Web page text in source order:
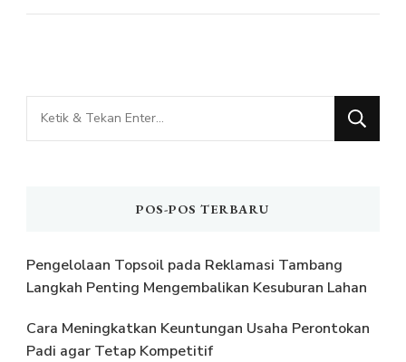
Mencari
Sesuatu?
POS-POS TERBARU
Pengelolaan Topsoil pada Reklamasi Tambang
Langkah Penting Mengembalikan Kesuburan Lahan
Cara Meningkatkan Keuntungan Usaha Perontokan
Padi agar Tetap Kompetitif